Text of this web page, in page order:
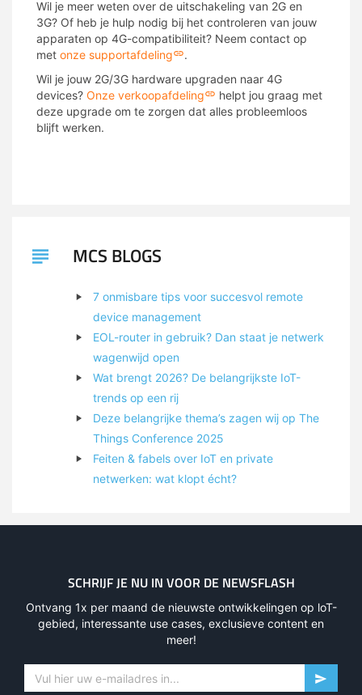
Wil je meer weten over de uitschakeling van 2G en
3G? Of heb je hulp nodig bij het controleren van jouw
apparaten op 4G-compatibiliteit? Neem contact op
met onze supportafdeling
.
Wil je jouw 2G/3G hardware upgraden naar 4G
devices? Onze verkoopafdeling
helpt jou graag met
deze upgrade om te zorgen dat alles probleemloos
blijft werken.
MCS BLOGS
7 onmisbare tips voor succesvol remote
device management
EOL-router in gebruik? Dan staat je netwerk
wagenwijd open
Wat brengt 2026? De belangrijkste IoT-
trends op een rij
Deze belangrijke thema’s zagen wij op The
Things Conference 2025
Feiten & fabels over IoT en private
netwerken: wat klopt écht?
SCHRIJF JE NU IN VOOR DE NEWSFLASH
Ontvang 1x per maand de nieuwste ontwikkelingen op loT-
gebied, interessante use cases, exclusieve content en
meer!